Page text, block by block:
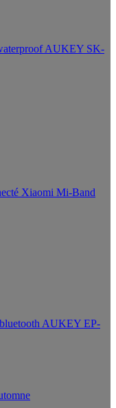
AUKEY SK-
Xiaomi Mi-Band
bluetooth AUKEY EP-